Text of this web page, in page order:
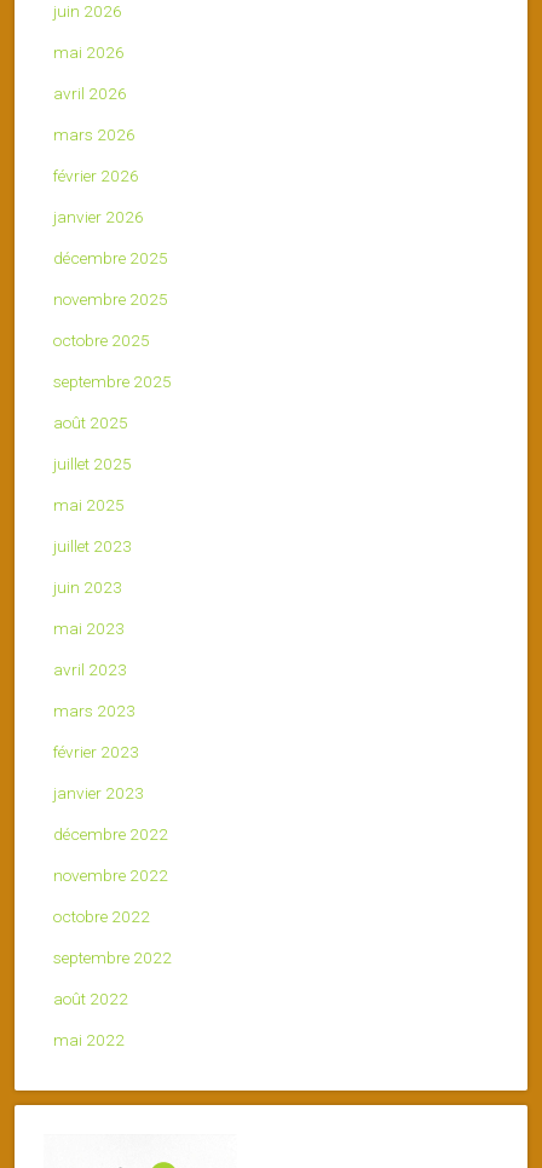
juin 2026
mai 2026
avril 2026
mars 2026
février 2026
janvier 2026
décembre 2025
novembre 2025
octobre 2025
septembre 2025
août 2025
juillet 2025
mai 2025
juillet 2023
juin 2023
mai 2023
avril 2023
mars 2023
février 2023
janvier 2023
décembre 2022
novembre 2022
octobre 2022
septembre 2022
août 2022
mai 2022